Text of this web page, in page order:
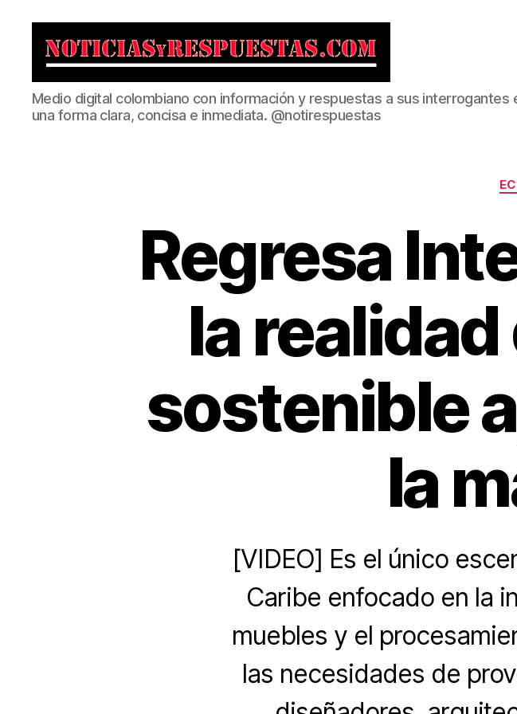
Noticias
y
Respuestas
Medio digital colombiano con información y respuestas a sus interrogantes
una forma clara, concisa e inmediata. @notirespuestas
Regresa
la
sostenible
la
[VIDEO] Es el único
Caribe enfocado en la
muebles y el
las necesidades de